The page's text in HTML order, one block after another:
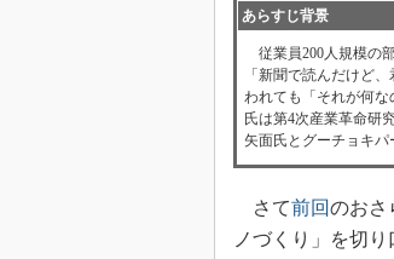
あらすじ背景
従業員200人規模の
「新聞で読んだけど
われても「それが何
氏は第4次産業革命研
矢面氏とグーチョキパ
さて前回のおさ
ノづくり」を切